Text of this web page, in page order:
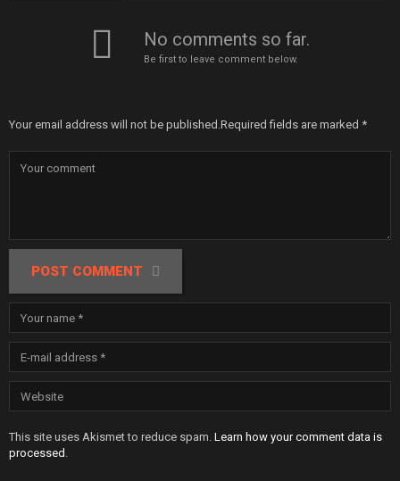
No comments so far.
Be first to leave comment below.
Your email address will not be published.Required fields are marked *
POST COMMENT
This site uses Akismet to reduce spam. Learn how your comment data is
processed .